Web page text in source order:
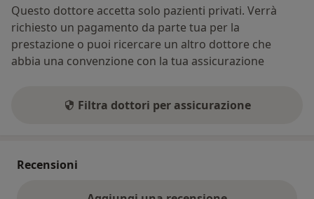
Questo dottore accetta solo pazienti privati. Verrà
richiesto un pagamento da parte tua per la
prestazione o puoi ricercare un altro dottore che
abbia una convenzione con la tua assicurazione
Filtra dottori per assicurazione
Recensioni